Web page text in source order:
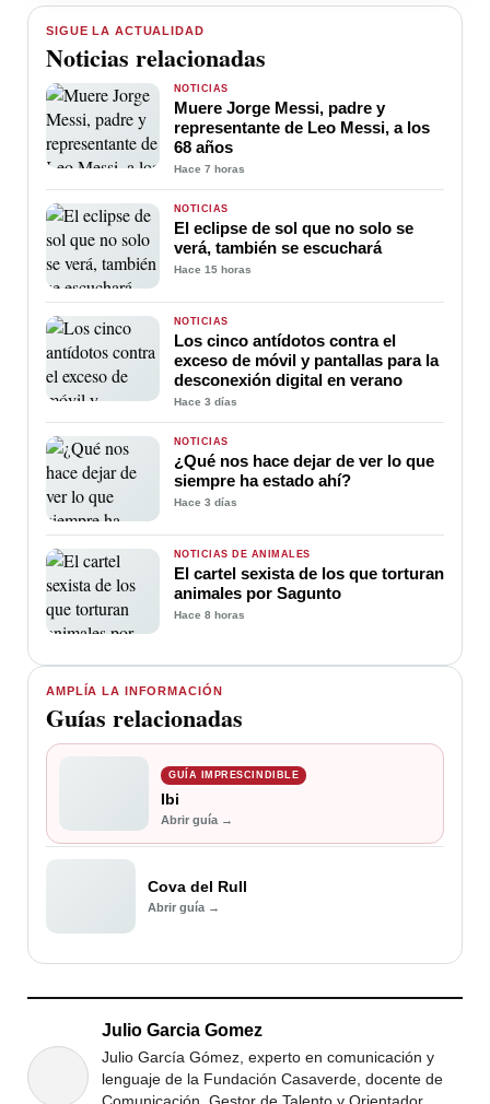
AMPLÍA LA INFORMACIÓN
Guías relacionadas
GUÍA IMPRESCINDIBLE
Ibi
Abrir guía →
Cova del Rull
Abrir guía →
SIGUE LA ACTUALIDAD
Noticias relacionadas
NOTICIAS
Muere Jorge Messi, padre y
representante de Leo Messi, a los
68 años
Hace 7 horas
NOTICIAS
El eclipse de sol que no solo se
verá, también se escuchará
Hace 15 horas
NOTICIAS
Los cinco antídotos contra el
exceso de móvil y pantallas para la
desconexión digital en verano
Hace 3 días
NOTICIAS
¿Qué nos hace dejar de ver lo que
siempre ha estado ahí?
Hace 3 días
NOTICIAS DE ANIMALES
El cartel sexista de los que torturan
animales por Sagunto
Hace 8 horas
Julio Garcia Gomez
Julio García Gómez, experto en comunicación y
lenguaje de la Fundación Casaverde, docente de